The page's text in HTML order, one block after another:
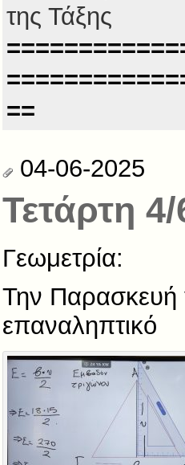
της Τάξης
==
04-06-2025
Τετάρτη 4/
Γεωμετρία:
Την Παρασκευή
επαναληπτικό